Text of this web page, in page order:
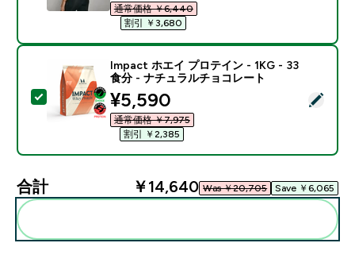
通常価格 ￥6,440‎
割引 ￥3,680‎
この商品を選択 - Impact ホエイ プロテイン - 1KG -
Impact ホエイ プロテイン - 1KG - 33
食分 - ナチュラルチョコレート
discounted price
¥5,590‎
通常価格 ￥7,975‎
割引 ￥2,385‎
合計 ￥14,640‎ Was ￥20,705‎ Save ￥6,065‎